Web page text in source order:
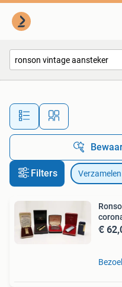
Alle
Filters Verzamelen
€